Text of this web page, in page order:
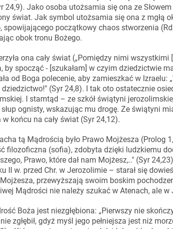
24,9). Jako osoba utożsamia się ona ze
świat. Jak symbol utożsamia się ona z mgłą
spowijającego początkowy chaos stworzenia
obok tronu Bożego.
ona cały świat („Pomiędzy nimi
by spocząć - [szukałam] w czyim dziedzictwie
od Boga polecenie, aby zamieszkać w Izraelu:
(Syr 24,8). I tak oto ostatecznie
I stamtąd – ze szkół świątyni
ognisty, wskazując mu drogę. Ze świątyni
w końcu na cały świat (Syr 24,12).
tą Mądrością było Prawo Mojżesza (Prolog
filozoficzna (sofia), zdobyta dzięki ludzkiemu
Prawo, które dał nam Mojżesz,.." (Syr
II w. przed Chr. w Jerozolimie – starał się
przewyższają swoim boskim
Mądrości nie należy szukać w Atenach, ale w
Boża jest niezgłębiona: „Pierwszy nie
zgłębił, gdyż myśl jego pełniejsza jest niż